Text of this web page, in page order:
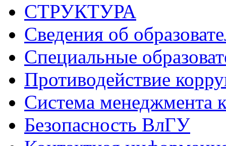
СТРУКТУРА
Сведения об
Специальные
Противодействие
Система менеджмента
Безопасность ВлГУ